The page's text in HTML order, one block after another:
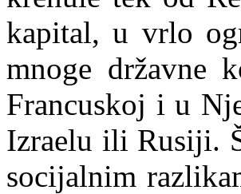
kapital, u vrlo
mnoge državne
Francuskoj iu
Izraelu ili Rusiji.
socijalnim